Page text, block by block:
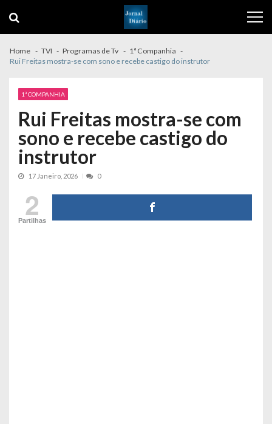
navigation
content
Home TVI Programas de Tv
1ª Companhia
Rui Freitas mostra-se com sono e recebe castigo do instrutor
1ª COMPANHIA
Rui Freitas mostra-se com
sono e recebe castigo do
instrutor
17 Janeiro, 2026 0
2
Partilhas